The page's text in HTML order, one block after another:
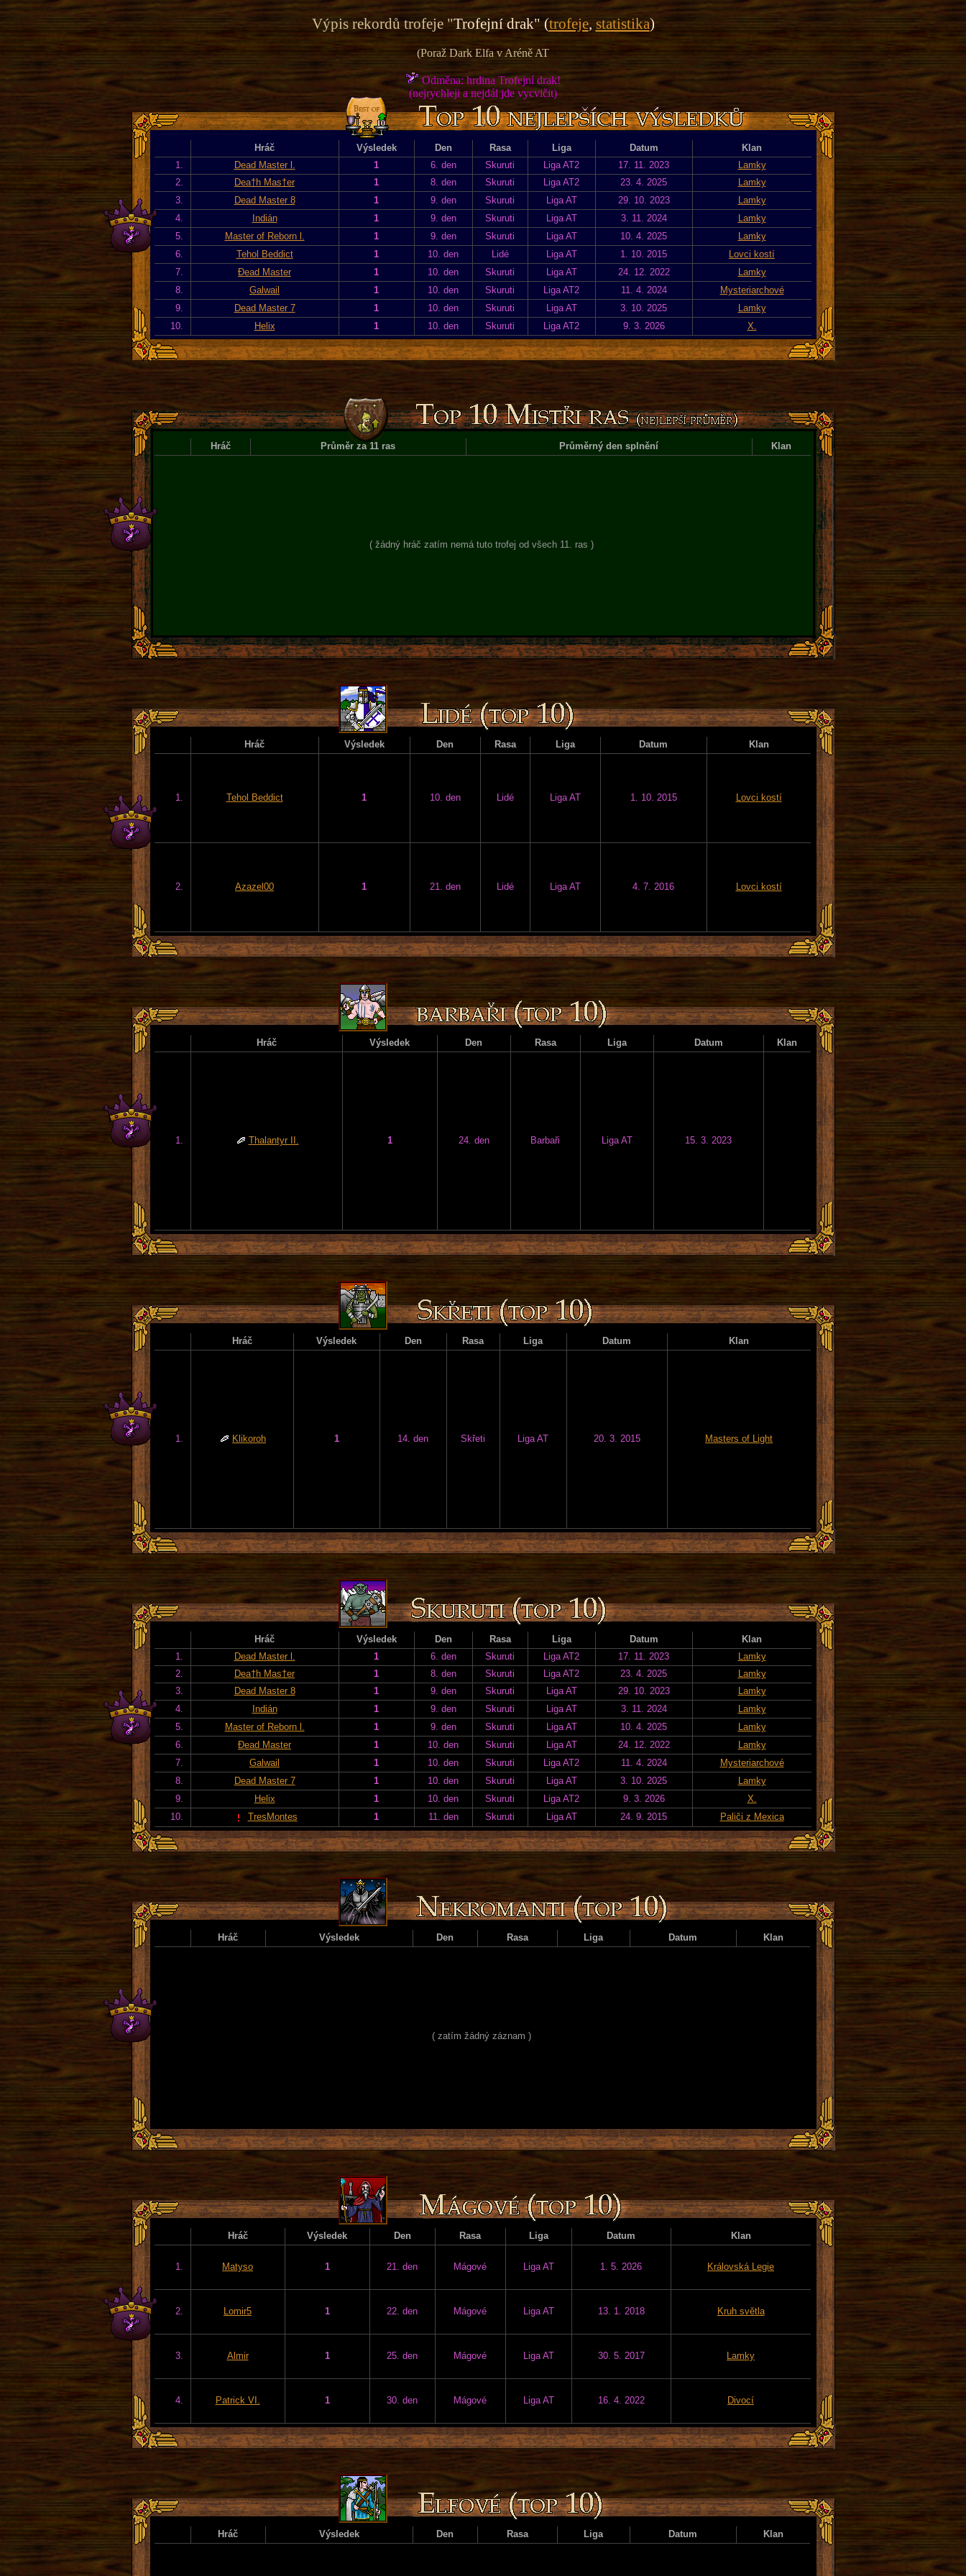
Výpis rekordů trofeje "Trofejní drak" (trofeje,statistika)
(Poraž Dark Elfa v Aréně AT
Odměna: hrdina Trofejní drak!
(nejrychleji a nejdál jde vycvičit)
)
Hráč Výsledek Den Rasa Liga Datum
Klan
1.
Dead Master l. 1 6. den Skuruti Liga AT2 17. 11. 2023
Lamky
2.
Dea†h Mas†er 1 8. den Skuruti Liga AT2 23. 4. 2025
Lamky
3.
Dead Master 8 1 9. den Skuruti Liga AT 29. 10. 2023
Lamky
4.
Indián 1 9. den Skuruti Liga AT 3. 11. 2024
Lamky
5.
Master of Reborn l. 1 9. den Skuruti Liga AT 10. 4. 2025
Lamky
6.
Tehol Beddict 1 10. den Lidé Liga AT 1. 10. 2015
Lovci kostí
7.
Đead Master 1 10. den Skuruti Liga AT 24. 12. 2022
Lamky
8.
Galwail 1 10. den Skuruti Liga AT2 11. 4. 2024
Mysteriarchové
9.
Dead Master 7 1 10. den Skuruti Liga AT 3. 10. 2025
Lamky
10.
Helix 1 10. den Skuruti Liga AT2 9. 3. 2026 X.
Hráč Průměr za 11 ras Průměrný den splnění Klan
( žádný hráč zatím nemá tuto trofej od všech 11. ras )
Hráč Výsledek Den Rasa Liga Datum Klan
1. Tehol Beddict 1 10. den Lidé Liga AT 1. 10. 2015 Lovci kostí
2. Azazel00 1 21. den Lidé Liga AT 4. 7. 2016 Lovci kostí
Hráč Výsledek Den Rasa Liga Datum Klan
1. Thalantyr II. 1 24. den Barbaři Liga AT 15. 3. 2023
Hráč Výsledek Den Rasa Liga Datum Klan
1. Klikoroh 1 14. den Skřeti Liga AT 20. 3. 2015 Masters of Light
Hráč Výsledek Den Rasa Liga Datum
Klan
1.
Dead Master l. 1 6. den Skuruti Liga AT2 17. 11. 2023
Lamky
2.
Dea†h Mas†er 1 8. den Skuruti Liga AT2 23. 4. 2025
Lamky
3.
Dead Master 8 1 9. den Skuruti Liga AT 29. 10. 2023
Lamky
4.
Indián 1 9. den Skuruti Liga AT 3. 11. 2024
Lamky
5.
Master of Reborn l. 1 9. den Skuruti Liga AT 10. 4. 2025
Lamky
6.
Đead Master 1 10. den Skuruti Liga AT 24. 12. 2022
Lamky
7.
Galwail 1 10. den Skuruti Liga AT2 11. 4. 2024
Mysteriarchové
8.
Dead Master 7 1 10. den Skuruti Liga AT 3. 10. 2025
Lamky
9.
Helix 1 10. den Skuruti Liga AT2 9. 3. 2026
X.
10.
TresMontes 1 11. den Skuruti Liga AT 24. 9. 2015 Paliči z Mexica
Hráč Výsledek Den Rasa Liga Datum Klan
( zatím žádný záznam )
Hráč Výsledek Den Rasa Liga Datum Klan
1. Matyso 1 21. den Mágové Liga AT 1. 5. 2026 Královská Legie
2. Lomir5 1 22. den Mágové Liga AT 13. 1. 2018 Kruh světla
3. Almir 1 25. den Mágové Liga AT 30. 5. 2017 Lamky
4. Patrick VI. 1 30. den Mágové Liga AT 16. 4. 2022 Divocí
Hráč Výsledek Den Rasa Liga Datum Klan